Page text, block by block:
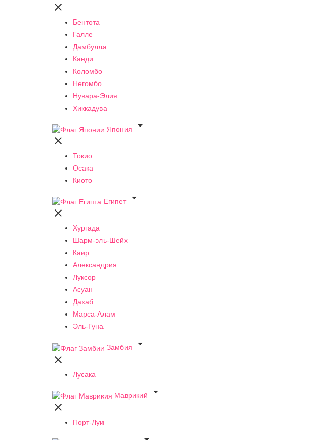

Бентота
Галле
Дамбулла
Канди
Коломбо
Негомбо
Нувара-Элия
Хиккадува
Япония


Токио
Осака
Киото
Египет


Хургада
Шарм-эль-Шейх
Каир
Александрия
Луксор
Асуан
Дахаб
Марса-Алам
Эль-Гуна
Замбия


Лусака
Маврикий


Порт-Луи